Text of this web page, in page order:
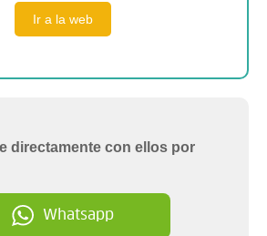
Ir a la web
directamente con ellos por
Whatsapp